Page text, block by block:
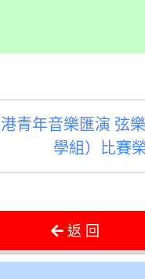
港青年音樂匯演 弦
學組）比賽
返 回